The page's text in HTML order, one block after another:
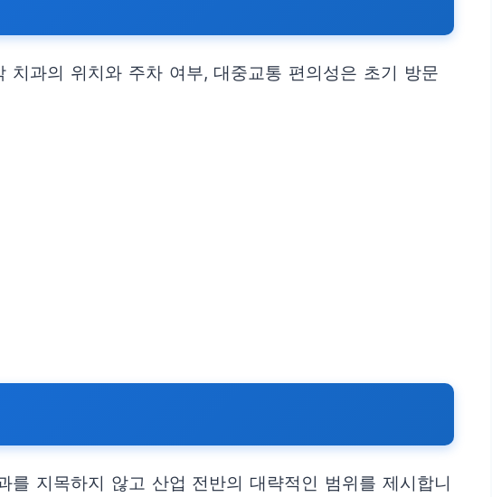
과의 위치와 주차 여부, 대중교통 편의성은 초기 방문
지목하지 않고 산업 전반의 대략적인 범위를 제시합니